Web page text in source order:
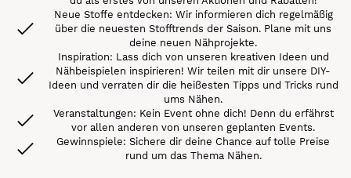
Neue Stoffe entdecken: Wir informieren dich regelmäßig
über die neuesten Stofftrends der Saison. Plane mit uns
deine neuen Nähprojekte.
Inspiration: Lass dich von unseren kreativen Ideen und
Nähbeispielen inspirieren! Wir teilen mit dir unsere DIY-
Ideen und verraten dir die heißesten Tipps und Tricks rund
ums Nähen.
Veranstaltungen: Kein Event ohne dich! Denn du erfährst
vor allen anderen von unseren geplanten Events.
Gewinnspiele: Sichere dir deine Chance auf tolle Preise
rund um das Thema Nähen.